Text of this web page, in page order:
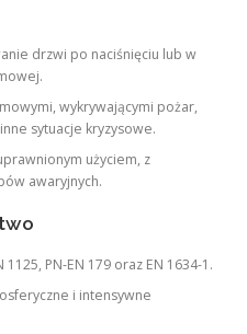
drzwi po naciśnięciu lub w
wykrywającymi pożar,
sytuacje kryzysowe.
użyciem, z
awaryjnych.
PN-EN 179 oraz EN 1634-1.
i intensywne